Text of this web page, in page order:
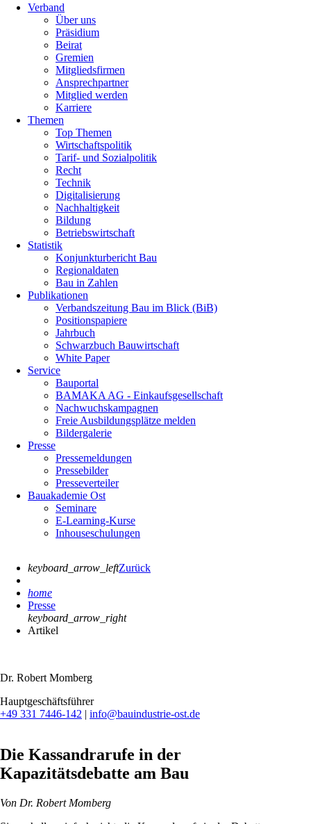
Verband
Über uns
Präsidium
Beirat
Gremien
Mitgliedsfirmen
Ansprechpartner
Mitglied werden
Karriere
Themen
Top Themen
Wirtschaftspolitik
Tarif- und Sozialpolitik
Recht
Technik
Digitalisierung
Nachhaltigkeit
Bildung
Betriebswirtschaft
Statistik
Konjunkturbericht Bau
Regionaldaten
Bau in Zahlen
Publikationen
Verbandszeitung Bau im Blick (BiB)
Positionspapiere
Jahrbuch
Schwarzbuch Bauwirtschaft
White Paper
Service
Bauportal
BAMAKA AG - Einkaufsgesellschaft
Nachwuchskampagnen
Freie Ausbildungsplätze melden
Bildergalerie
Presse
Pressemeldungen
Pressebilder
Presseverteiler
Bauakademie Ost
Seminare
E-Learning-Kurse
Inhouseschulungen
keyboard_arrow_leftZurück
home
Presse
keyboard_arrow_right
Artikel
Dr. Robert Momberg
Hauptgeschäftsführer
+49 331 7446-142 | info@bauindustrie-ost.de
Die Kassandrarufe in der
Kapazitätsdebatte am Bau
Von Dr. Robert Momberg